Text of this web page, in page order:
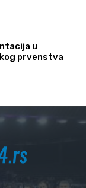
u
prvenstva